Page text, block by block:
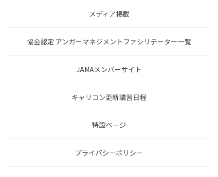
メディア掲載
協会認定 アンガーマネジメントファシリテーター一覧
JAMAメンバーサイト
キャリコン更新講習日程
特設ページ
プライバシーポリシー